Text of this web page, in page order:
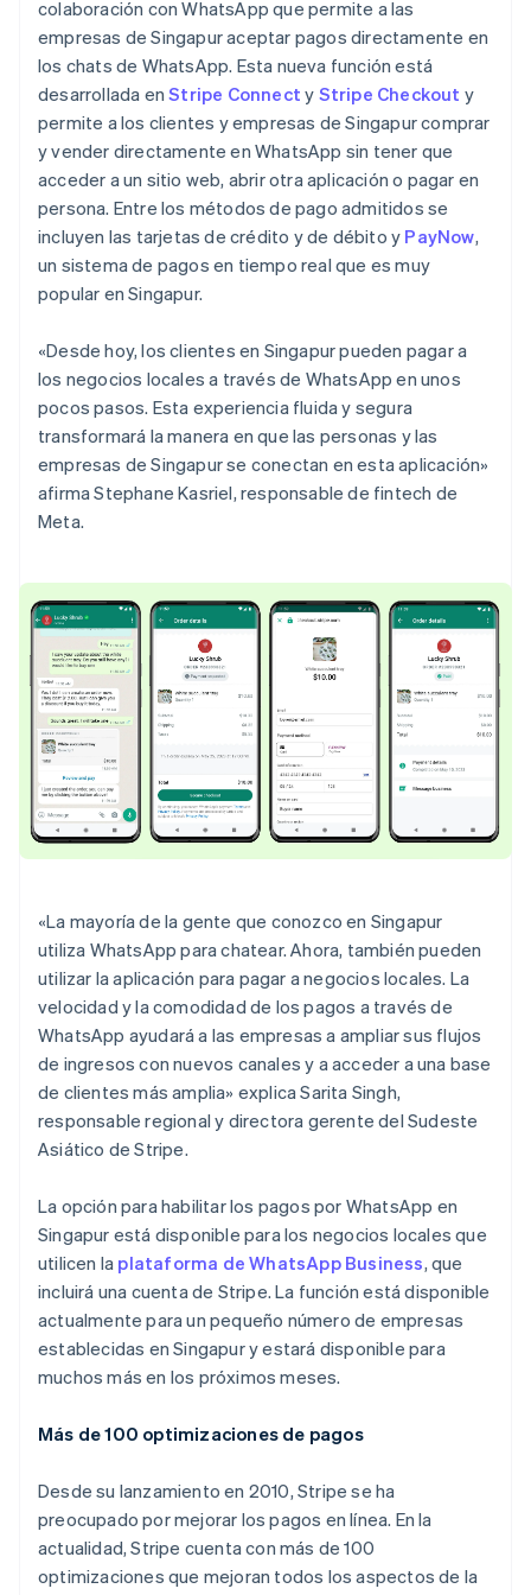
Sesiones de Stripe 2026
Descubre cómo Stripe construye la infraestructura
Mirar ahora
Ecosistema
Socios
Stripe App Marketplace
colaboración con WhatsApp que permite a las
empresas de Singapur aceptar pagos directamente en
los chats de WhatsApp. Esta nueva función está
desarrollada enStripe Connect y Stripe Checkout y
permite a los clientes y empresas de Singapur comprar
y vender directamente en WhatsApp sin tener que
acceder a un sitio web, abrir otra aplicación o pagar en
persona. Entre los métodos de pago admitidos se
incluyen las tarjetas de crédito y de débito y PayNow,
un sistema de pagos en tiempo real que es muy
popular en Singapur.
«Desde hoy, los clientes en Singapur pueden pagar a
los negocios locales a través de WhatsApp en unos
pocos pasos. Esta experiencia fluida y segura
transformará la manera en que las personas y las
empresas de Singapur se conectan en esta aplicación»
afirma Stephane Kasriel, responsable de fintech de
Meta.
«La mayoría de la gente que conozco en Singapur
utiliza WhatsApp para chatear. Ahora, también pueden
utilizar la aplicación para pagar a negocios locales. La
velocidad y la comodidad de los pagos a través de
WhatsApp ayudará a las empresas a ampliar sus flujos
de ingresos con nuevos canales y a acceder a una base
de clientes más amplia» explica Sarita Singh,
responsable regional y directora gerente del Sudeste
Asiático de Stripe.
La opción para habilitar los pagos por WhatsApp en
Singapur está disponible para los negocios locales que
utilicen la plataforma de WhatsApp Business, que
incluirá una cuenta de Stripe. La función está disponible
actualmente para un pequeño número de empresas
establecidas en Singapur y estará disponible para
muchos más en los próximos meses.
Más de 100 optimizaciones de pagos
Desde su lanzamiento en 2010, Stripe se ha
preocupado por mejorar los pagos en línea. En la
actualidad, Stripe cuenta con más de 100
optimizaciones que mejoran todos los aspectos de la
PortuguêsEnglish
Bulgaria
English
Canadá
EnglishFrançais
China continental
简体中文English
Chipre
English
Croacia
EnglishItaliano
Dinamarca
Emiratos Árabes Unidos
English
Eslovaquia
English
Eslovenia
EnglishItaliano
España
Español
EnglishEspañol简体中文
Estonia
English
Finlandia
EnglishSvenska
Francia
FrançaisEnglish
Gibraltar
English
Grecia
English
Hungría
Irlanda
English
Italia
Italiano English
Japón
日本語English
Letonia
English
Liechtenstein
Deutsch English
English
Luxemburgo
Français Deutsch English
Malasia
English简体中文
Malta
English
México
Noruega
English
English
Países Bajos
Nederlands English
Polonia